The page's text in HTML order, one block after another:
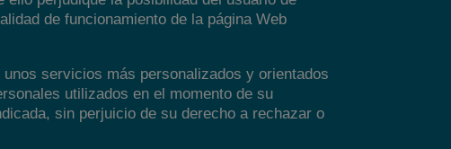
de funcionamiento de la página Web
servicios más personalizados y orientados
utilizados en el momento de su
sin perjuicio de su derecho a rechazar o